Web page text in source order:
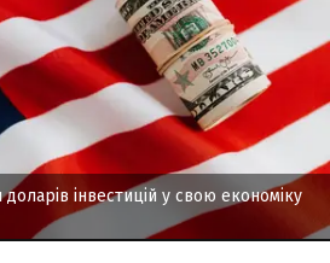
інвестицій у свою економіку